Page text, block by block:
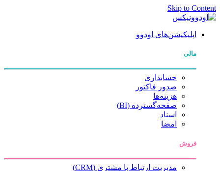
Skip to Content
اپلیکیشن‌های اودوو
مالی
حسابداری
صدور فاکتور
هزینه‌ها
صفحه‌گسترده (BI)
اسناد
امضا
فروش
مدیریت ارتباط با مشتری (CRM)